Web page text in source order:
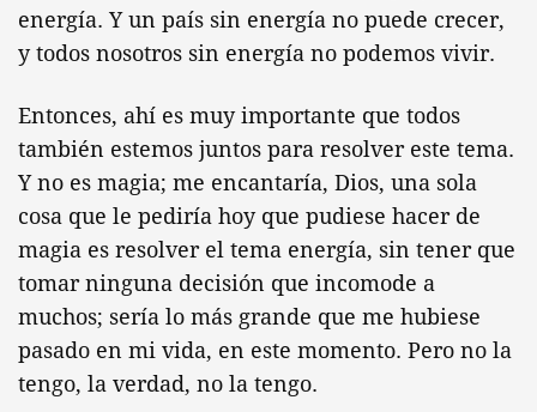
energía. Y un país sin energía no puede crecer,
y todos nosotros sin energía no podemos vivir.
Entonces, ahí es muy importante que todos
también estemos juntos para resolver este tema.
Y no es magia; me encantaría, Dios, una sola
cosa que le pediría hoy que pudiese hacer de
magia es resolver el tema energía, sin tener que
tomar ninguna decisión que incomode a
muchos; sería lo más grande que me hubiese
pasado en mi vida, en este momento. Pero no la
tengo, la verdad, no la tengo.